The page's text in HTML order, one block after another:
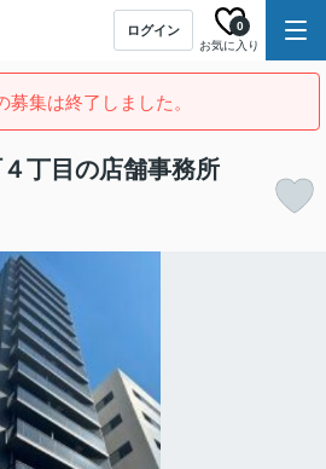
ログイン
お気に入り
0
募集は終了しました。
丁目の店舗事務所